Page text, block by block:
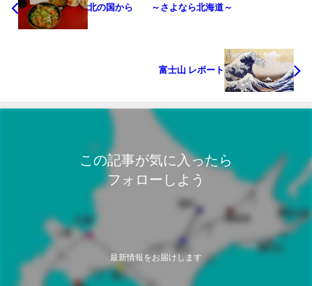
北の国から ～さよなら北海道～
富士山 レポート
この記事が気に入ったら
フォローしよう
最新情報をお届けします